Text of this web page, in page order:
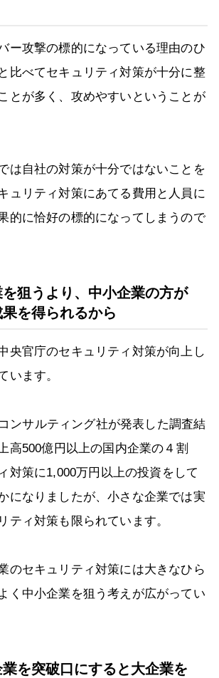
ー攻撃の標的になっている理由のひ
比べてセキュリティ対策が十分に整
とが多く、攻めやすいということが
は自社の対策が十分ではないことを
ュリティ対策にあてる費用と人員に
的に恰好の標的になってしまうので
を狙うより、中小企業の方が
を得られるから
央官庁のセキュリティ対策が向上し
います。
ンサルティング社が発表した調査結
高500億円以上の国内企業の４割
対策に1,000万円以上の投資をして
になりましたが、小さな企業では実
ティ対策も限られています。
のセキュリティ対策には大きなひら
く中小企業を狙う考えが広がってい
業を突破口にすると大企業を